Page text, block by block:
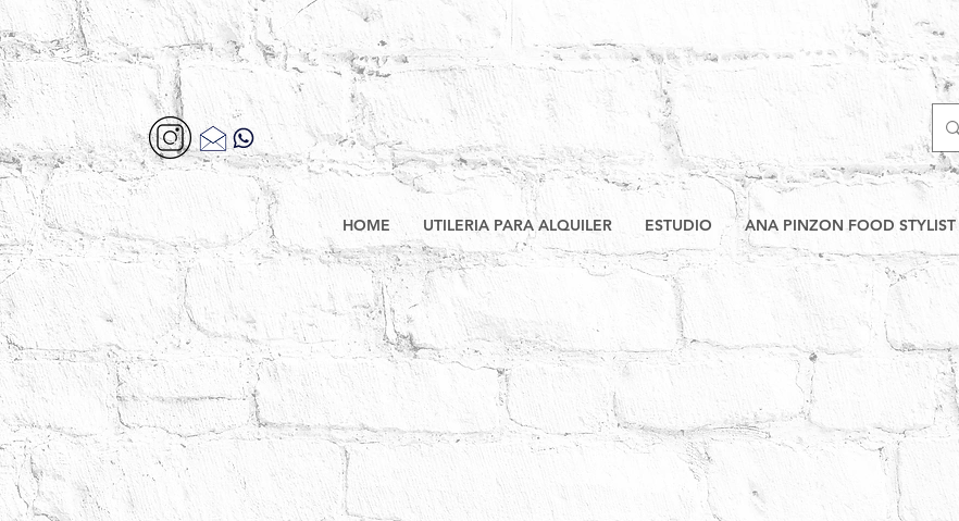
HOME UTILERIA PARA ALQUILER ESTUDIO ANA PINZON FOOD STYLIST